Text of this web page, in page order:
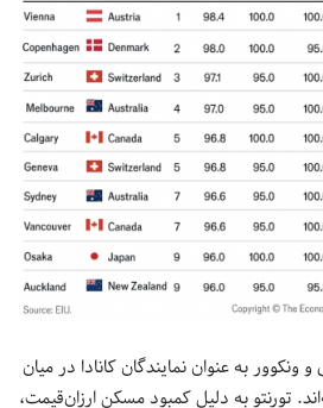
به عنوان نمایندگان کانادا در میان
تورنتو به دلیل کمبود مسکن ارزان‌قیمت،